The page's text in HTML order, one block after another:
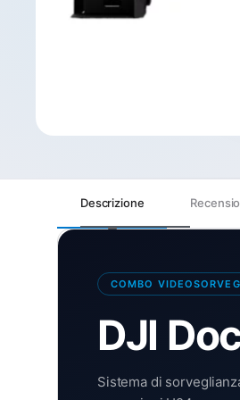
Descrizione
COMBO
DJI
Sistema di